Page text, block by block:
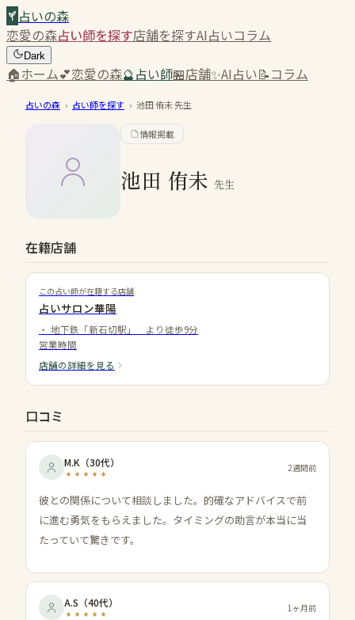
占いの森
恋愛の森占い師を探す店舗を探すAI占いコラム
Dark
🏠ホーム💕恋愛の森🔮占い師🏪店舗✨AI占い📝コラム
占いの森 › 占い師を探す › 池田 侑未先生
情報掲載
池田 侑未 先生
在籍店舗
この占い師が在籍する店舗
占いサロン華陽
・ 地下鉄「新石切駅」 より徒歩9分
営業時間
店舗の詳細を見る
口コミ
M.K （30代） 2週間前
彼との関係について相談しました。的確なアドバイスで前
に進む勇気をもらえました。タイミングの助言が本当に当
たっていて驚きです。
A.S （40代） 1ヶ月前